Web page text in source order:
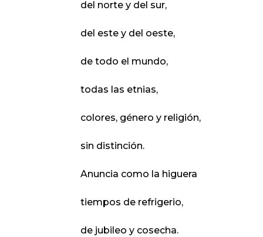
del norte y del sur,
del este y del oeste,
de todo el mundo,
todas las etnias,
colores, género y religión,
sin distinción.
Anuncia como la higuera
tiempos de refrigerio,
de jubileo y cosecha.